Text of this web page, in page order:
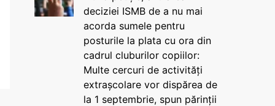
deciziei ISMB de a nu mai
acorda sumele pentru
posturile la plata cu ora din
cadrul cluburilor copiilor:
Multe cercuri de activități
extrașcolare vor dispărea de
la 1 septembrie, spun părinții